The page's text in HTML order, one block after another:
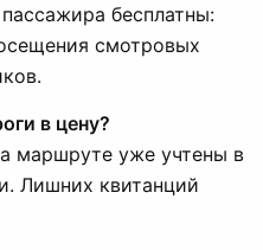
бесплатны:
смотровых
в цену?
маршруте уже учтены в
Лишних квитанций